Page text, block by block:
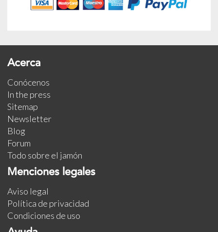
Acerca
Conócenos
In the press
Sitemap
Newsletter
Blog
Forum
Todo sobre el jamón
Menciones legales
Aviso legal
Política de privacidad
Condiciones de uso